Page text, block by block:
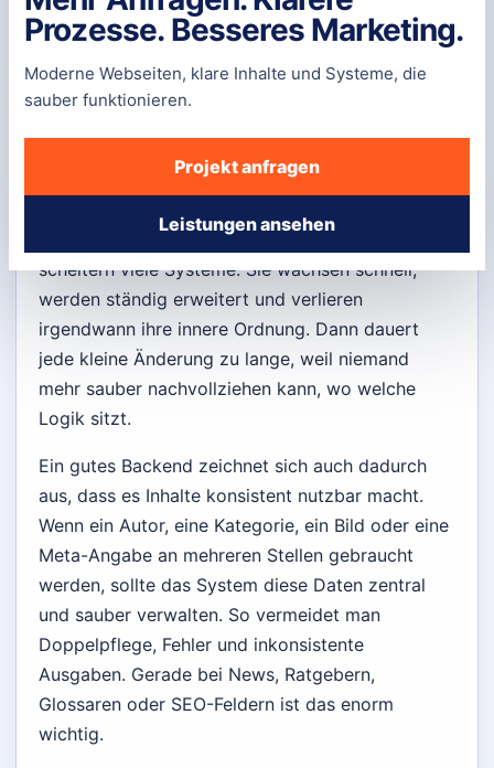
logisch strukturiert, sicher verarbeitet und
zuverlässig ausgegeben werden.
Zu einem guten Backend gehören saubere
Validierung, sinnvolle Fallbacks und eine
Monaten noch verstehbar bleibt. Genau daran
scheitern viele Systeme. Sie wachsen schnell,
werden ständig erweitert und verlieren
irgendwann ihre innere Ordnung. Dann dauert
jede kleine Änderung zu lange, weil niemand
mehr sauber nachvollziehen kann, wo welche
Logik sitzt.
Ein gutes Backend zeichnet sich auch dadurch
aus, dass es Inhalte konsistent nutzbar macht.
Wenn ein Autor, eine Kategorie, ein Bild oder eine
Meta-Angabe an mehreren Stellen gebraucht
werden, sollte das System diese Daten zentral
und sauber verwalten. So vermeidet man
Doppelpflege, Fehler und inkonsistente
Ausgaben. Gerade bei News, Ratgebern,
Glossaren oder SEO-Feldern ist das enorm
wichtig.
Prozesse. Besseres Marketing.
Moderne Webseiten, klare Inhalte und Systeme, die
sauber funktionieren.
Projekt anfragen
Leistungen ansehen